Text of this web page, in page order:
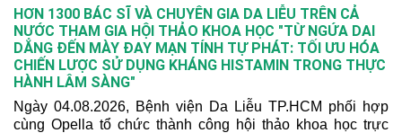
CẤU TRÚC DA”.
HƠN 1300 BÁC SĨ VÀ CHUYÊN GIA DA LIỄU TRÊN CẢ
NƯỚC THAM GIA HỘI THẢO KHOA HỌC "TỪ NGỨA DAI
DẲNG ĐẾN MÀY ĐAY MẠN TÍNH TỰ PHÁT: TỐI ƯU HÓA
CHIẾN LƯỢC SỬ DỤNG KHÁNG HISTAMIN TRONG THỰC
HÀNH LÂM SÀNG"
Ngày 04.08.2026, Bệnh viện Da Liễu TP.HCM phối hợp
cùng Opella tổ chức thành công hội thảo khoa học trực